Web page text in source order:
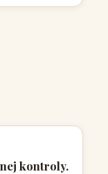
kontroly.